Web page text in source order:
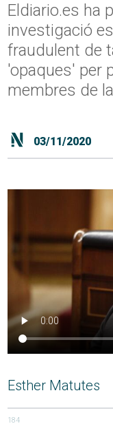
Eldiario.es ha
investigació
fraudulent de
'opaques' per
membres de
03/11/2020
Esther Matutes
184